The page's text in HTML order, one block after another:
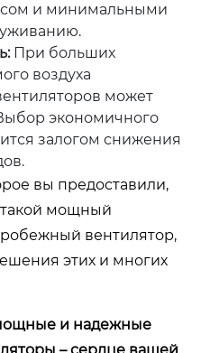
и минимальными
При больших
воздуха
может
экономичного
залогом снижения
вы предоставили,
мощный
вентилятор,
этих и многих
и надежные